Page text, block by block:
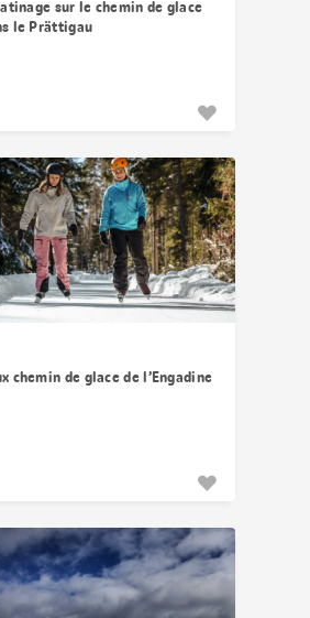
sur le chemin de glace
le Prättigau
chemin de glace de l’Engadine